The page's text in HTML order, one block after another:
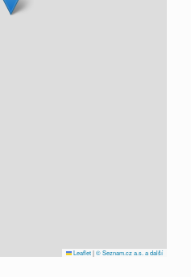
Leaflet|© Seznam.cz a.s. a další